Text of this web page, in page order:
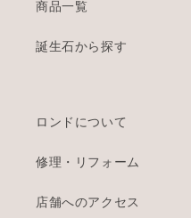
商品一覧
誕生石から探す
ロンドについて
修理・リフォーム
店舗へのアクセス